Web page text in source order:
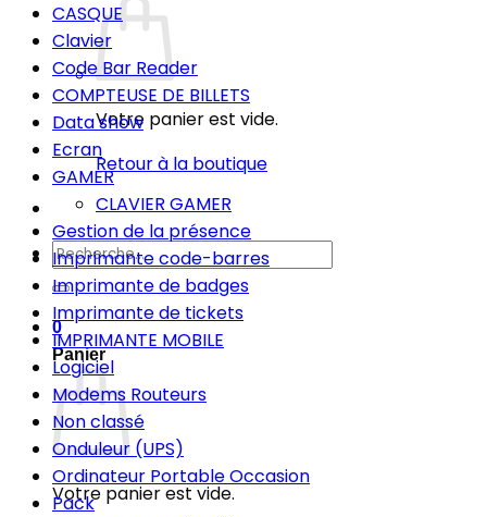
Votre panier est vide.
Retour à la boutique
Recherche
pour :
0
Panier
Votre panier est vide.
CASQUE
Clavier
Code Bar Reader
COMPTEUSE DE BILLETS
Data show
Ecran
GAMER
CLAVIER GAMER
Gestion de la présence
Imprimante code-barres
Imprimante de badges
Imprimante de tickets
IMPRIMANTE MOBILE
Logiciel
Modems Routeurs
Non classé
Onduleur (UPS)
Ordinateur Portable Occasion
Pack